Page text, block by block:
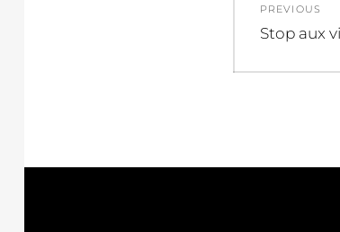
de
l’article
PREVIOUS
Previous
Stop aux